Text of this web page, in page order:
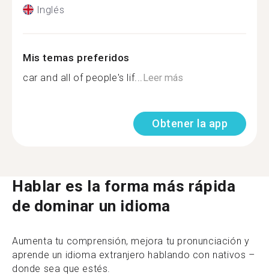
Inglés
Mis temas preferidos
car and all of people's lif... Leer más
Obtener la app
Hablar es la forma más rápida
de dominar un idioma
Aumenta tu comprensión, mejora tu pronunciación y
aprende un idioma extranjero hablando con nativos –
donde sea que estés.